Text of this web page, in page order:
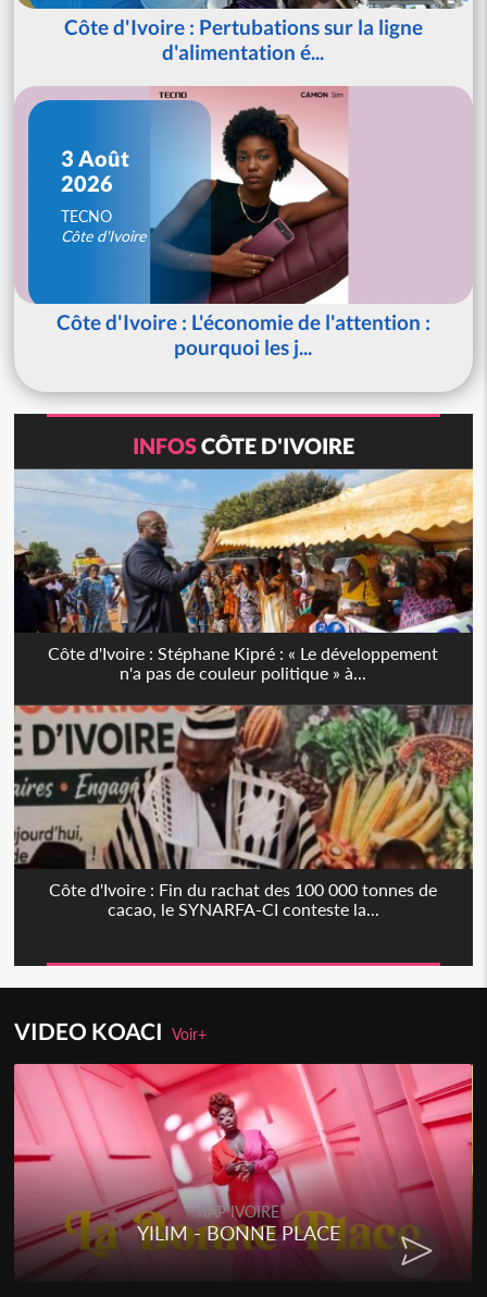
Côte d'Ivoire : Pertubations sur la ligne
d'alimentation é...
3 Août
2026
TECNO
Côte d'Ivoire
Côte d'Ivoire : L'économie de l'attention :
pourquoi les j...
INFOSCÔTE D'IVOIRE
Côte d'Ivoire : Stéphane Kipré : « Le développement
n'a pas de couleur politique » à...
Côte d'Ivoire : Fin du rachat des 100 000 tonnes de
cacao, le SYNARFA-CI conteste la...
VIDEO KOACIVoir+
RAP IVOIRE
YILIM - BONNE PLACE